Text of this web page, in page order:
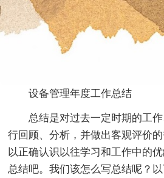
设备管理年度工作总结
总结是对过去一定时期的工
行回顾、分析，并做出客观评价
以正确认识以往学习和工作中的
总结吧。我们该怎么写总结呢？